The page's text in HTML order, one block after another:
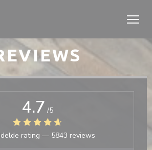
4.7 /5
rating — 5843 reviews